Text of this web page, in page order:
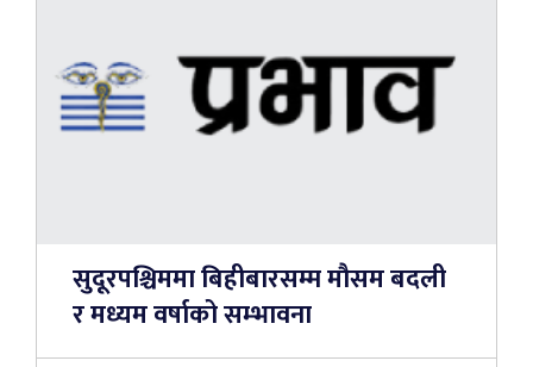
सुदूरपश्चिममा बिहीबारसम्म मौसम बदली
र मध्यम वर्षाको सम्भावना